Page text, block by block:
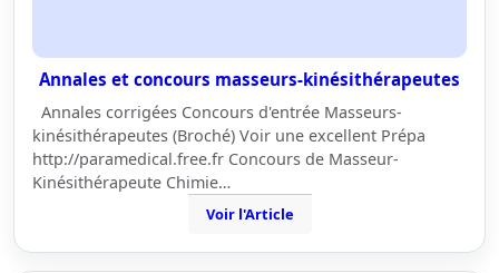
Annales et concours masseurs-kinésithérapeutes
Annales corrigées Concours d'entrée Masseurs-
kinésithérapeutes (Broché) Voir une excellent Prépa
http://paramedical.free.fr Concours de Masseur-
Kinésithérapeute Chimie…
Voir l'Article